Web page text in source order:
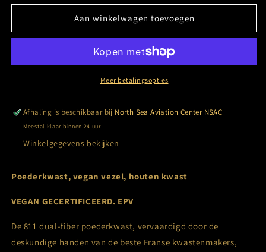
voor
Rouge
Dual-
voor
Le
Rouge
Dual-
Fiber
Aan winkelwagen toevoegen
Meer betalingsopties
Afhaling is beschikbaar bij North Sea Aviation Center NSAC
Meestal klaar binnen 24 uur
Winkelgegevens bekijken
Poederkwast, vegan vezel, houten kwast
VEGAN GECERTIFICEERD. EPV
De 811 dual-fiber poederkwast, vervaardigd door de
deskundige handen van de beste Franse kwastenmakers,